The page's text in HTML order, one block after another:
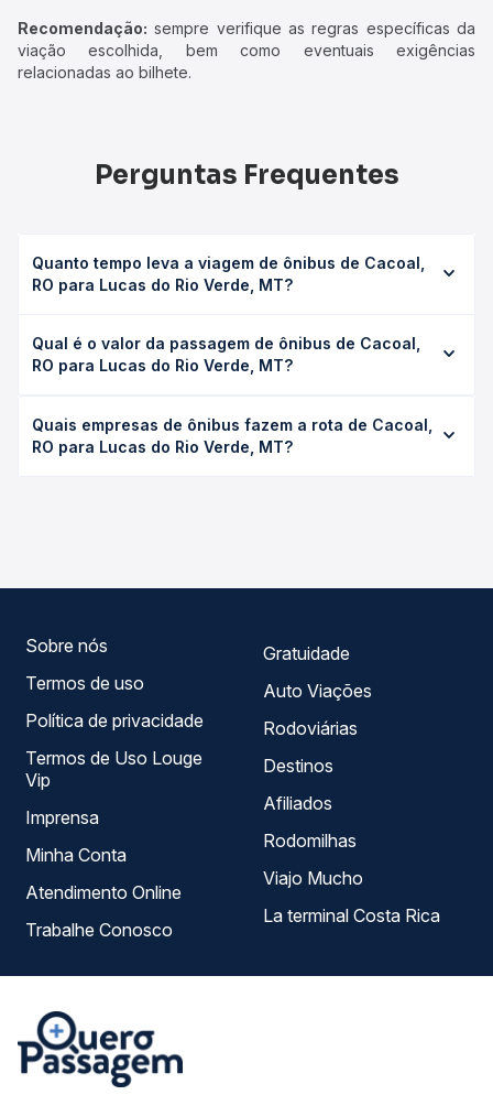
Recomendação: sempre verifique as regras específicas da
viação escolhida, bem como eventuais exigências
relacionadas ao bilhete.
Perguntas Frequentes
Quanto tempo leva a viagem de ônibus de Cacoal,
RO para Lucas do Rio Verde, MT?
Verde, MT leva em média 14h 32min, podendo variar
conforme a viação, o tipo de serviço (convencional,
duração exata de cada opção na data desejada.
Qual é o valor da passagem de ônibus de Cacoal,
RO para Lucas do Rio Verde, MT?
Lucas do Rio Verde, MT custa em média R$ 330,19 e varia
conforme a data da viagem, a empresa, o tipo de poltrona
Quais empresas de ônibus fazem a rota de Cacoal,
RO para Lucas do Rio Verde, MT?
Sobre nós
Termos de uso
Política de privacidade
Termos de Uso Louge
Vip
Imprensa
Minha Conta
Atendimento Online
Trabalhe Conosco
Gratuidade
Auto Viações
Rodoviárias
Destinos
Afiliados
Rodomilhas
Viajo Mucho
La terminal Costa Rica